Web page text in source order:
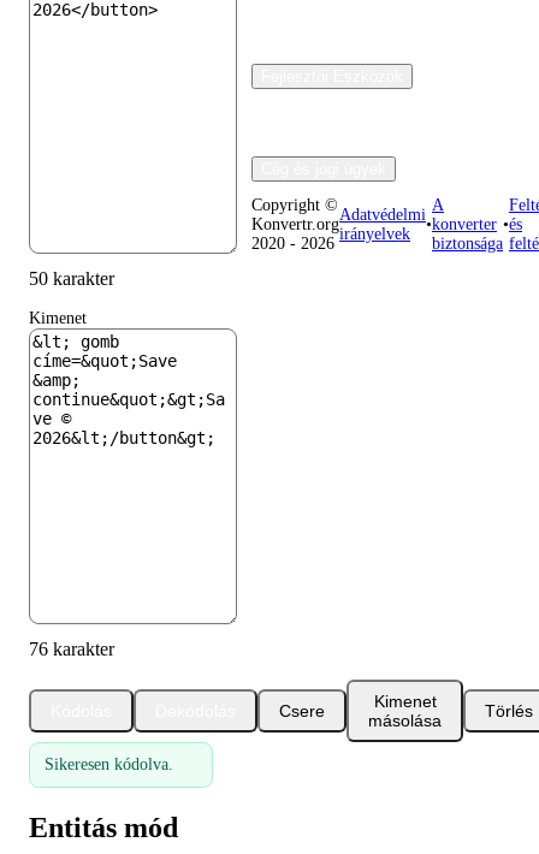
50 karakter
Kimenet
76 karakter
Csere
Kimenet
másolása
Törlés
Sikeresen kódolva.
Entitás mód
Copyright ©
Konvertr.org
2020 - 2026
Adatvédelmi
irányelvek
•
A
konverter
biztonsága
•és